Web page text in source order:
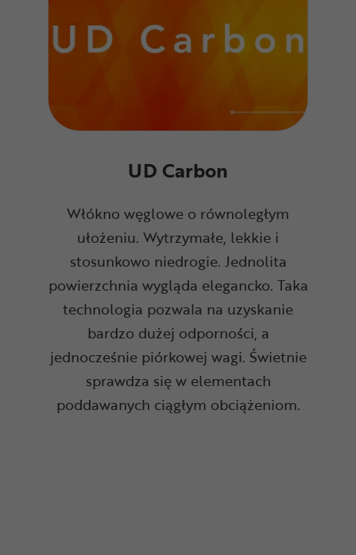
UD Carbon
Włókno węglowe o równoległym
ułożeniu. Wytrzymałe, lekkie i
stosunkowo niedrogie. Jednolita
powierzchnia wygląda elegancko. Taka
technologia pozwala na uzyskanie
bardzo dużej odporności, a
jednocześnie piórkowej wagi. Świetnie
sprawdza się w elementach
poddawanych ciągłym obciążeniom.